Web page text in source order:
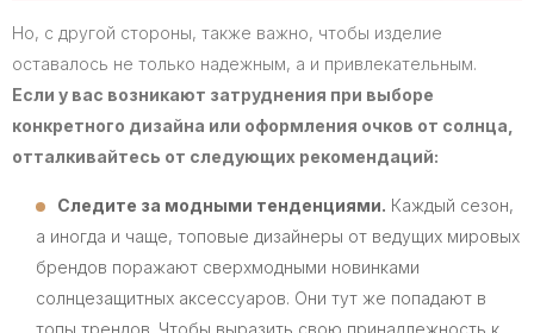
Но, с другой стороны, также важно, чтобы изделие
оставалось не только надежным, а и привлекательным.
Если у вас возникают затруднения при выборе
конкретного дизайна или оформления очков от солнца,
отталкивайтесь от следующих рекомендаций:
Следите за модными тенденциями. Каждый сезон,
а иногда и чаще, топовые дизайнеры от ведущих мировых
брендов поражают сверхмодными новинками
солнцезащитных аксессуаров. Они тут же попадают в